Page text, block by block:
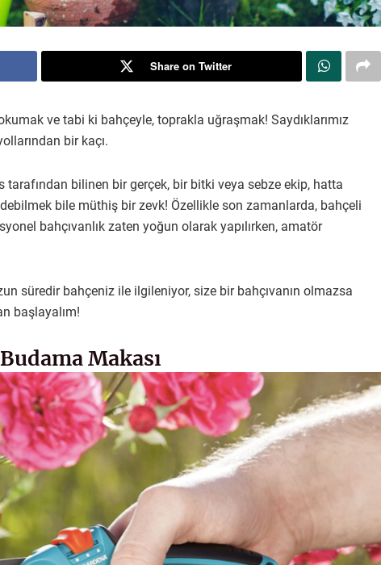
Share on Twitter
ve tabi ki bahçeyle, toprakla uğraşmak! Saydıklarımız
bir kaçı.
tarafından bilinen bir gerçek, bir bitki veya sebze ekip, hatta
bile müthiş bir zevk! Özellikle son zamanlarda, bahçeli
bahçıvanlık zaten yoğun olarak yapılırken, amatör
süredir bahçeniz ile ilgileniyor, size bir bahçıvanın olmazsa
başlayalım!
Makası